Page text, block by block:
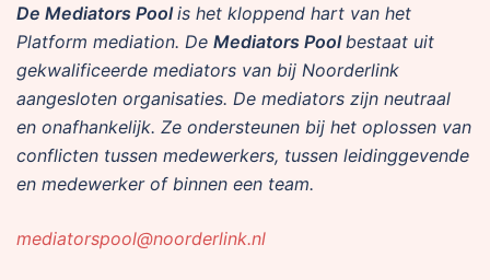
De Mediators Poolis het kloppend hart van het
Platform mediation. De Mediators Pool bestaat uit
gekwalificeerde mediators van bij Noorderlink
aangesloten organisaties. De mediators zijn neutraal
en onafhankelijk. Ze ondersteunen bij het oplossen van
conflicten tussen medewerkers, tussen leidinggevende
en medewerker of binnen een team.
mediatorspool@noorderlink.nl